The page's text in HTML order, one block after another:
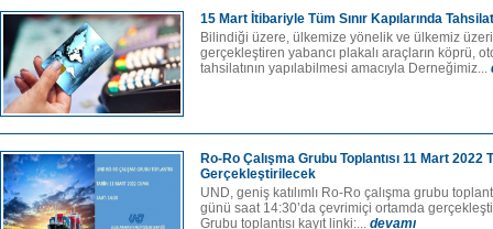
15 Mart İtibariyle Tüm Sınır Kapılarında
Bilindiği üzere, ülkemize yönelik ve ülkemiz
gerçekleştiren yabancı plakalı araçların köprü,
tahsilatının yapılabilmesi amacıyla Derneğimiz...
Ro-Ro Çalışma Grubu Toplantısı 11 Mart 2022
Gerçekleştirilecek
UND, geniş katılımlı Ro-Ro çalışma grubu
günü saat 14:30’da çevrimiçi ortamda
Grubu toplantısı kayıt linki:... devamı